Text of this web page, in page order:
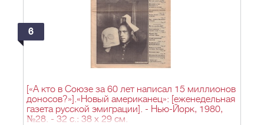
6
[«А кто в Союзе за 60 лет написал 15 миллионов
доносов?»].«Новый американец»: [еженедельная
газета русской эмиграции]. - Нью-Йорк, 1980,
№28. - 32 с.; 38 x 29 см.